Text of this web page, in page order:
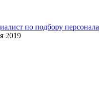
по подбору персонала
2019